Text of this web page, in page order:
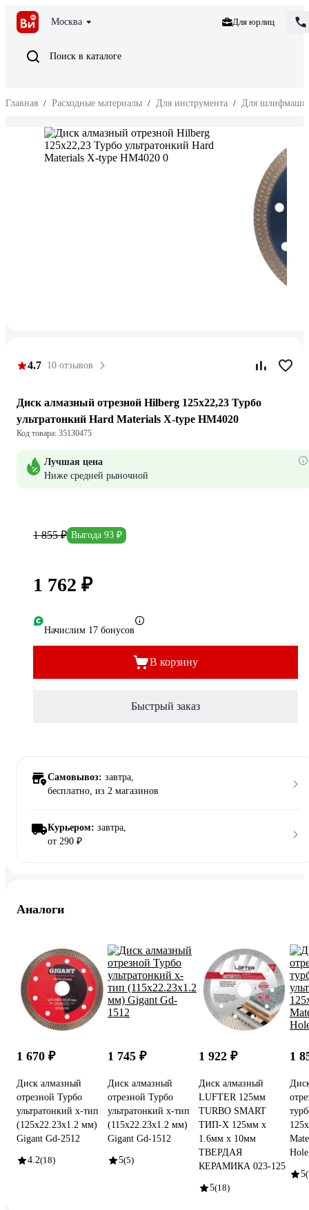
Москва Для юрлиц
Поиск в каталоге
Главная / Расходные материалы / Для инструмента / Для
4.7 10 отзывов
Диск алмазный отрезной Hilberg 125x22,23 Турбо
ультратонкий Hard Materials X-type HM4020
Код товара: 35130475
Лучшая цена
Ниже средней рыночной
1 855 ₽ Выгода 93 ₽
1 762 ₽
Начислим 17 бонусов
В корзину
Быстрый заказ
Самовывоз: завтра,
бесплатно, из 2 магазинов
Курьером: завтра,
от 290 ₽
Аналоги
1 670 ₽
Диск алмазный
отрезной Турбо
ультратонкий х-тип
(125x22.23х1.2 мм)
Gigant Gd-2512
4.2(18)
1 745 ₽
Диск алмазный
отрезной Турбо
ультратонкий х-тип
(115x22.23х1.2 мм)
Gigant Gd-1512
5(5)
1 922 ₽
Диск алмазный
LUFTER 125мм
TURBO SMART
ТИП-Х 125мм х
1.6мм х 10мм
ТВЕРДАЯ
КЕРАМИКА 023-125
5(18)
1
5